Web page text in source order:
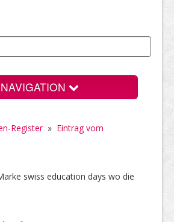
NAVIGATION
Register» Eintrag vom
swiss education days wo die